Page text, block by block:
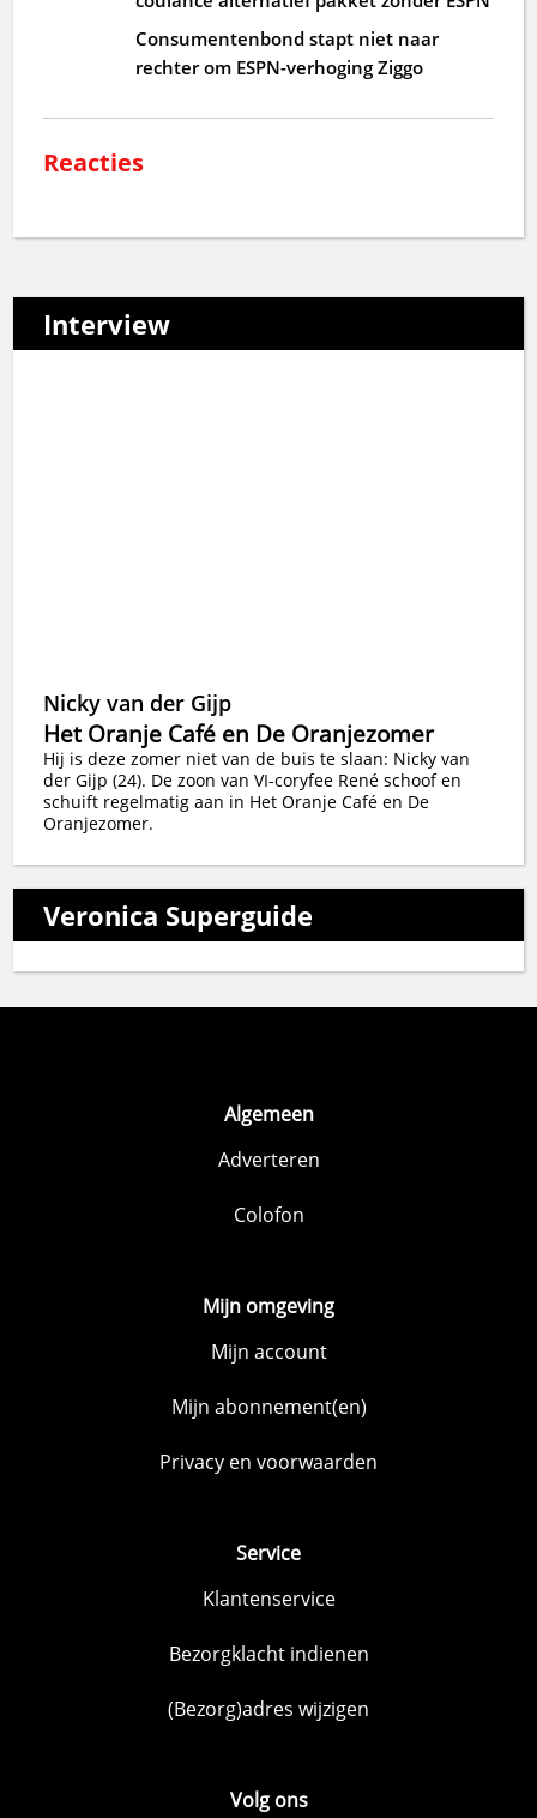
Consumentenbond stapt niet naar
rechter om ESPN-verhoging Ziggo
Reacties
Interview
Nicky van der Gijp
Het Oranje Café en De Oranjezomer
Hij is deze zomer niet van de buis te slaan: Nicky van
der Gijp (24). De zoon van VI-coryfee René schoof en
schuift regelmatig aan in Het Oranje Café en De
Oranjezomer.
Veronica Superguide
Algemeen
Adverteren
Colofon
Mijn omgeving
Mijn account
Mijn abonnement(en)
Privacy en voorwaarden
Service
Klantenservice
Bezorgklacht indienen
(Bezorg)adres wijzigen
Volg ons